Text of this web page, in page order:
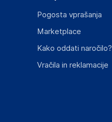
Pogosta vprašanja
Marketplace
Kako oddati naročilo?
Vračila in reklamacije